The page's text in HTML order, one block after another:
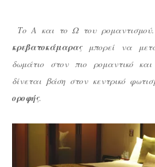
Το Α και το Ω του
κρεβατοκάμαραςμπορεί να
δωμάτιο στον πιο ρομαντικό
δίνεται βάση στον κεντρικό
οροφής.